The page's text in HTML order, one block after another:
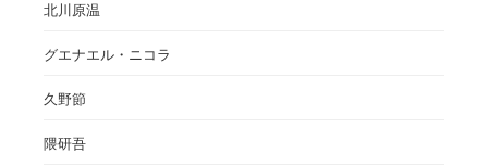
北川原温
グエナエル・ニコラ
久野節
隈研吾